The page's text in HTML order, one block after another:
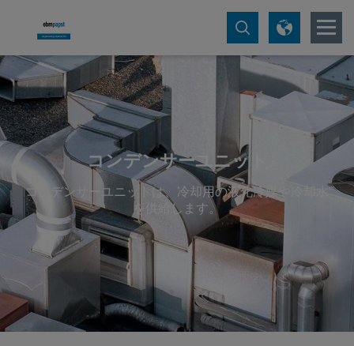
コンデンサーユニット
コンデンサーユニットは、冷却用の液化冷媒や冷却水
を供給します。